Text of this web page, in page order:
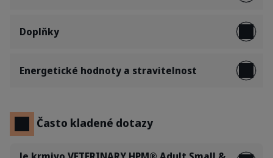
Doplňky
Energetické hodnoty a stravitelnost
Často kladené dotazy